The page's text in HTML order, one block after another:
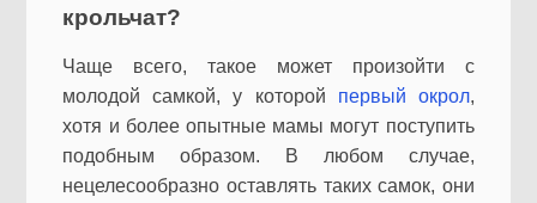
крольчат?
Чаще всего, такое может произойти с
молодой самкой, у которой первый окрол,
хотя и более опытные мамы могут поступить
подобным образом. В любом случае,
нецелесообразно оставлять таких самок, они